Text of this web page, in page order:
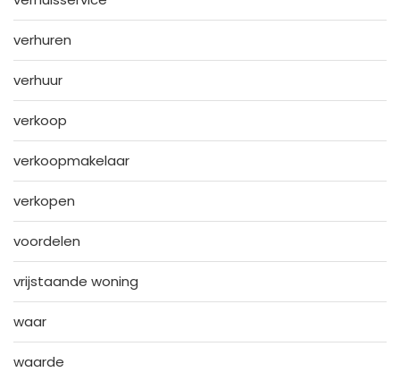
verhuren
verhuur
verkoop
verkoopmakelaar
verkopen
voordelen
vrijstaande woning
waar
waarde